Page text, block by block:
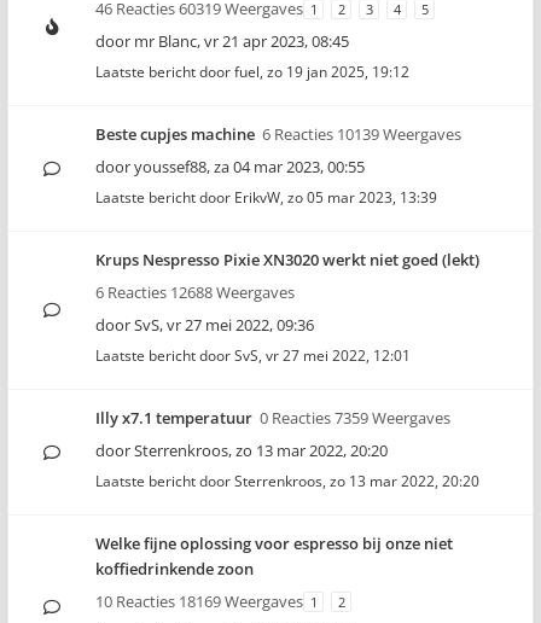
46 Reacties 60319 Weergaves 1 2 3 4 5
door mr Blanc,vr 21 apr 2023, 08:45
Laatste bericht doorfuel, zo 19 jan 2025, 19:12
Beste cupjes machine 6 Reacties 10139 Weergaves
dooryoussef88,za 04 mar 2023, 00:55
Laatste bericht door ErikvW, zo 05 mar 2023, 13:39
Krups Nespresso Pixie XN3020 werkt niet goed (lekt)
6 Reacties 12688 Weergaves
doorSvS,vr 27 mei 2022, 09:36
Laatste bericht doorSvS, vr 27 mei 2022, 12:01
Illy x7.1 temperatuur 0 Reacties 7359 Weergaves
doorSterrenkroos,zo 13 mar 2022, 20:20
Laatste bericht doorSterrenkroos, zo 13 mar 2022, 20:20
Welke fijne oplossing voor espresso bij onze niet
koffiedrinkende zoon
10 Reacties 18169 Weergaves 1 2